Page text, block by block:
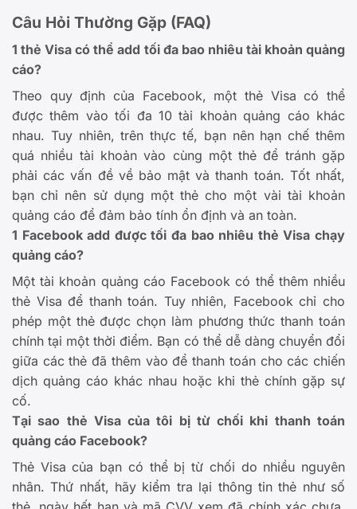
Câu Hỏi Thường Gặp (FAQ)
1 thẻ Visa có thể add tối đa bao nhiêu tài khoản quảng
cáo?
Theo quy định của Facebook, một thẻ Visa có thể
được thêm vào tối đa 10 tài khoản quảng cáo khác
nhau. Tuy nhiên, trên thực tế, bạn nên hạn chế thêm
quá nhiều tài khoản vào cùng một thẻ để tránh gặp
phải các vấn đề về bảo mật và thanh toán. Tốt nhất,
bạn chỉ nên sử dụng một thẻ cho một vài tài khoản
quảng cáo để đảm bảo tính ổn định và an toàn.
1 Facebook add được tối đa bao nhiêu thẻ Visa chạy
quảng cáo?
Một tài khoản quảng cáo Facebook có thể thêm nhiều
thẻ Visa để thanh toán. Tuy nhiên, Facebook chỉ cho
phép một thẻ được chọn làm phương thức thanh toán
chính tại một thời điểm. Bạn có thể dễ dàng chuyển đổi
giữa các thẻ đã thêm vào để thanh toán cho các chiến
dịch quảng cáo khác nhau hoặc khi thẻ chính gặp sự
cố.
Tại sao thẻ Visa của tôi bị từ chối khi thanh toán
quảng cáo Facebook?
Thẻ Visa của bạn có thể bị từ chối do nhiều nguyên
nhân. Thứ nhất, hãy kiểm tra lại thông tin thẻ như số